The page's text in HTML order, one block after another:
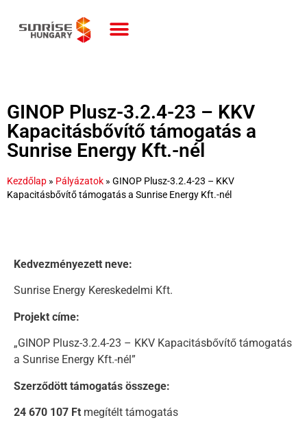
GINOP Plusz-3.2.4-23 – KKV
Kapacitásbővítő támogatás a
Sunrise Energy Kft.-nél
Kezdőlap » Pályázatok » GINOP Plusz-3.2.4-23 – KKV
Kapacitásbővítő támogatás a Sunrise Energy Kft.-nél
Kedvezményezett neve:
Sunrise Energy Kereskedelmi Kft.
Projekt címe:
„GINOP Plusz-3.2.4-23 – KKV Kapacitásbővítő támogatás
a Sunrise Energy Kft.-nél”
Szerződött támogatás összege:
24 670 107 Ft megítélt támogatás